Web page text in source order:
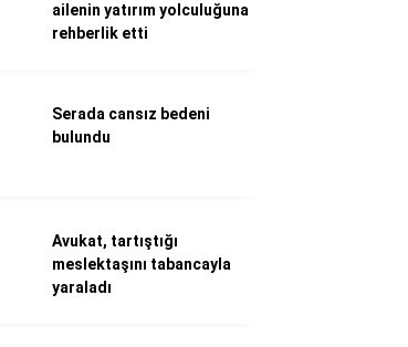
WhatsApp İhbar Hattı
ailenin yatırım yolculuğuna
rehberlik etti
Serada cansız bedeni
bulundu
Avukat, tartıştığı
meslektaşını tabancayla
yaraladı